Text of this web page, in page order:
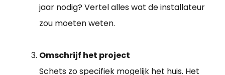
jaar nodig? Vertel alles wat de installateur
zou moeten weten.
Omschrijf het project
Schets zo specifiek mogelijk het huis. Het